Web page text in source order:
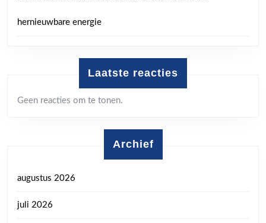
hernieuwbare energie
Laatste reacties
Geen reacties om te tonen.
Archief
augustus 2026
juli 2026